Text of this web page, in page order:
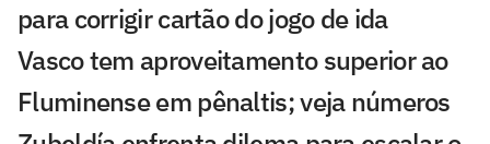
para corrigir cartão do jogo de ida
Vasco tem aproveitamento superior ao
Fluminense em pênaltis; veja números